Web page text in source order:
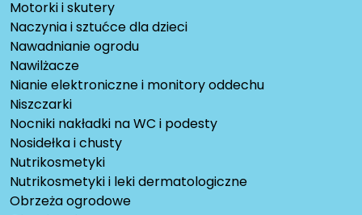
Motorki i skutery
Naczynia i sztućce dla dzieci
Nawadnianie ogrodu
Nawilżacze
Nianie elektroniczne i monitory oddechu
Niszczarki
Nocniki nakładki na WC i podesty
Nosidełka i chusty
Nutrikosmetyki
Nutrikosmetyki i leki dermatologiczne
Obrzeża ogrodowe